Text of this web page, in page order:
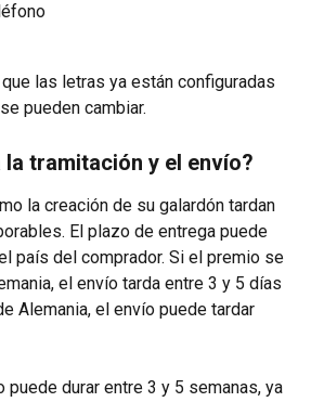
que las letras ya están configuradas
pueden cambiar.
la tramitación y el envío?
la creación de su galardón tardan
El plazo de entrega puede
país del comprador. Si el premio se
el envío tarda entre 3 y 5 días
Alemania, el envío puede tardar
puede durar entre 3 y 5 semanas, ya